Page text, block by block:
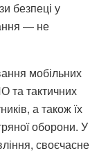
безпеці у
— не
мобільних
та тактичних
а також їх
оборони. У
своєчасне